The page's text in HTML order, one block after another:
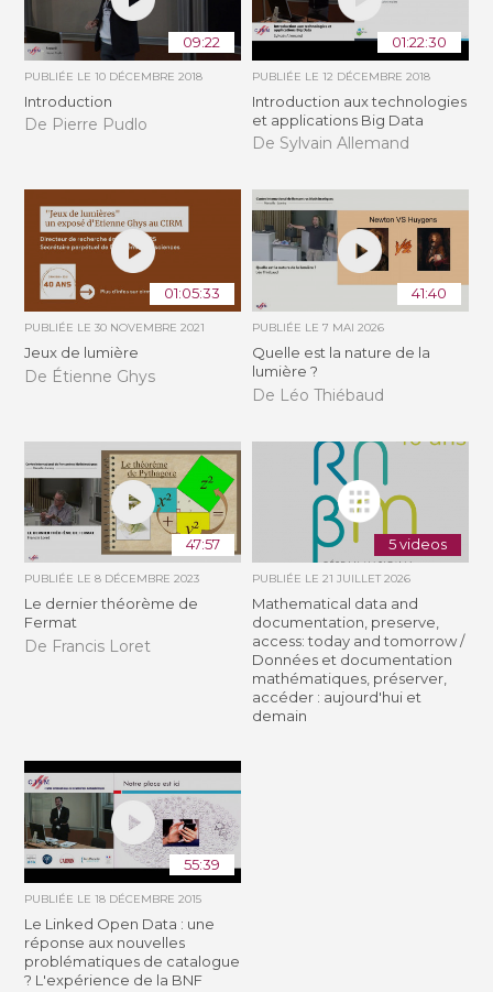
09:22
PUBLIÉE LE10 DÉCEMBRE 2018
Introduction
De Pierre Pudlo
01:22:30
PUBLIÉE LE 12 DÉCEMBRE 2018
Introduction aux technologies
et applications Big Data
De Sylvain Allemand
01:05:33
PUBLIÉE LE30 NOVEMBRE 2021
Jeux de lumière
De Étienne Ghys
41:40
PUBLIÉE LE 7 MAI 2026
Quelle est la nature de la
lumière ?
De Léo Thiébaud
47:57
PUBLIÉE LE8 DÉCEMBRE 2023
Le dernier théorème de
Fermat
De Francis Loret
5 videos
PUBLIÉE LE 21 JUILLET 2026
Mathematical data and
documentation, preserve,
access: today and tomorrow /
Données et documentation
mathématiques, préserver,
accéder : aujourd'hui et
demain
55:39
PUBLIÉE LE18 DÉCEMBRE 2015
Le Linked Open Data : une
réponse aux nouvelles
problématiques de catalogue
? L'expérience de la BNF